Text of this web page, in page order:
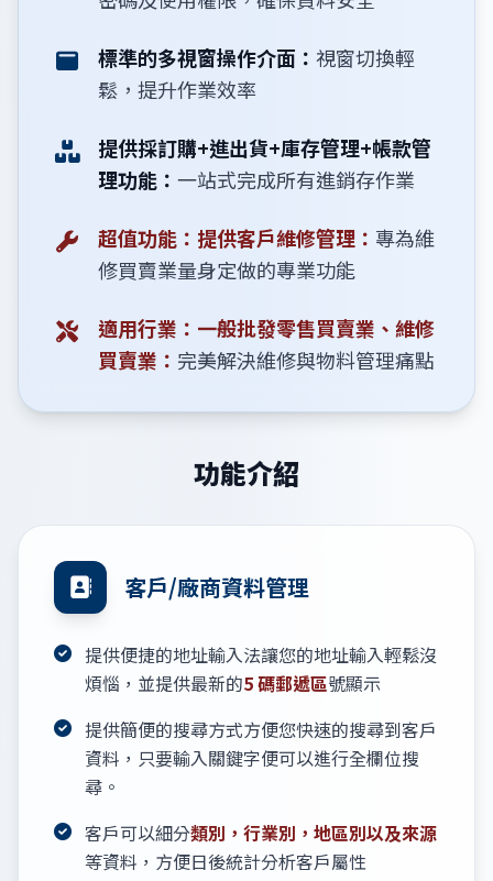
標準的多視窗操作介面： 視窗切換輕
鬆，提升作業效率
提供採訂購+進出貨+庫存管理+帳款管
理功能： 一站式完成所有進銷存作業
超值功能：提供客戶維修管理： 專為維
修買賣業量身定做的專業功能
適用行業：一般批發零售買賣業、維修
買賣業： 完美解決維修與物料管理痛點
功能介紹
客戶/廠商資料管理
提供便捷的地址輸入法讓您的地址輸入輕鬆沒
煩惱，並提供最新的5 碼郵遞區號顯示
提供簡便的搜尋方式方便您快速的搜尋到客戶
資料，只要輸入關鍵字便可以進行全欄位搜
尋。
客戶可以細分類別，行業別，地區別以及來源
等資料，方便日後統計分析客戶屬性